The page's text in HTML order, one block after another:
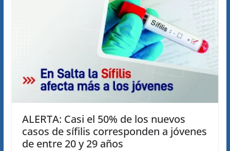
ALERTA: Casi el 50% de los nuevos
casos de sífilis corresponden a jóvenes
de entre 20 y 29 años